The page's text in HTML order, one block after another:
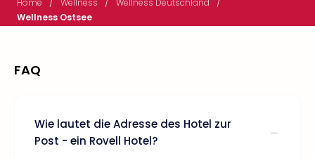
Home Wellness Wellness Deutschland
Wellness Ostsee
FAQ
Wie lautet die Adresse des Hotel zur
Post - ein Rovell Hotel?